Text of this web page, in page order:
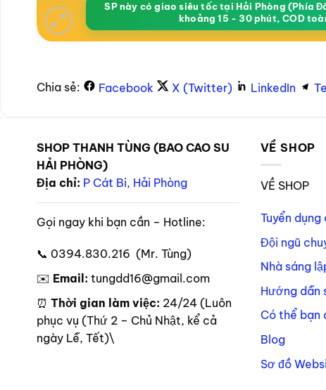
SP này có giao siêu tốc tại Hải Phòng (Phía
khoảng 15 - 30 phút, COD
Chia sẻ: Facebook X (Twitter) LinkedIn
SHOP THANH TÙNG (BAO CAO SU
HẢI PHÒNG)
Địa chỉ: P Cát Bi, Hải Phòng
Gọi ngay khi bạn cần – Hotline:
📞 0394.830.216 (Mr. Tùng)
✉️ Email: tungdd16@gmail.com
⏰ Thời gian làm việc: 24/24 (Luôn
phục vụ (Thứ 2 – Chủ Nhật, kể cả
ngày Lễ, Tết)\
VỀ SHOP
VỀ SHOP
Tuyển
Đội ngũ
Nhà sáng
Hướng dẫn
Có thể bạn
Blog
Sơ đồ